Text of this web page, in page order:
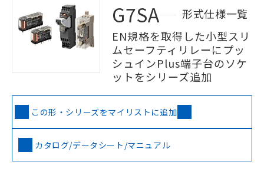
G7SA
形式仕様一覧
EN規格を取得した小型スリ
ムセーフティリレーにプッ
シュインPlus端子台のソケ
ットをシリーズ追加
この形・シリーズをマイリストに追加
カタログ/データシート/マニュアル